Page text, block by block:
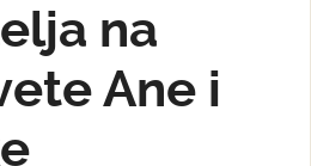
na
Ane i